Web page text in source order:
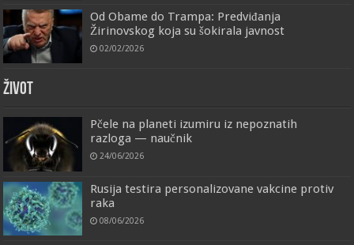
Od Obame do Trampa: Predviđanja
Žirinovskog koja su šokirala javnost
02/02/2026
ŽIVOT
Pčele na planeti izumiru iz nepoznatih
razloga — naučnik
24/06/2026
Rusija testira personalizovane vakcine protiv
raka
08/06/2026